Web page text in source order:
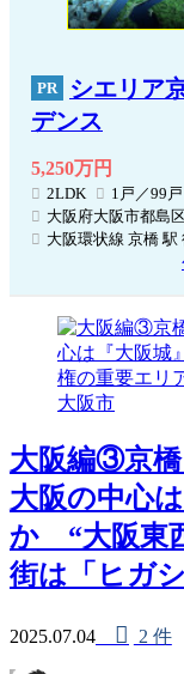
シエリア
デンス
5,250万円
2LDK
1戸／99戸
大阪府大阪市都島
大阪環状線 京橋 駅
大阪市
大阪編③京橋
大阪の中心
か “大阪東
街は「ヒガ
2025.07.04 2 件